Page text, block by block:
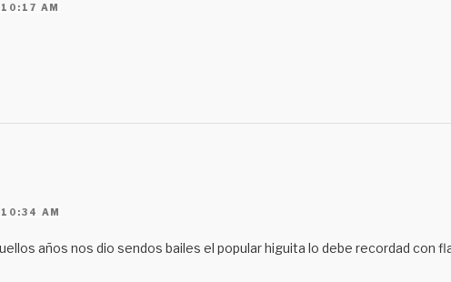
AM
AM
años nos dio sendos bailes el popular higuita lo debe recordad con